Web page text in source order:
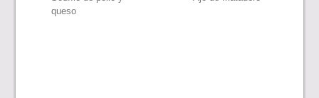
queso